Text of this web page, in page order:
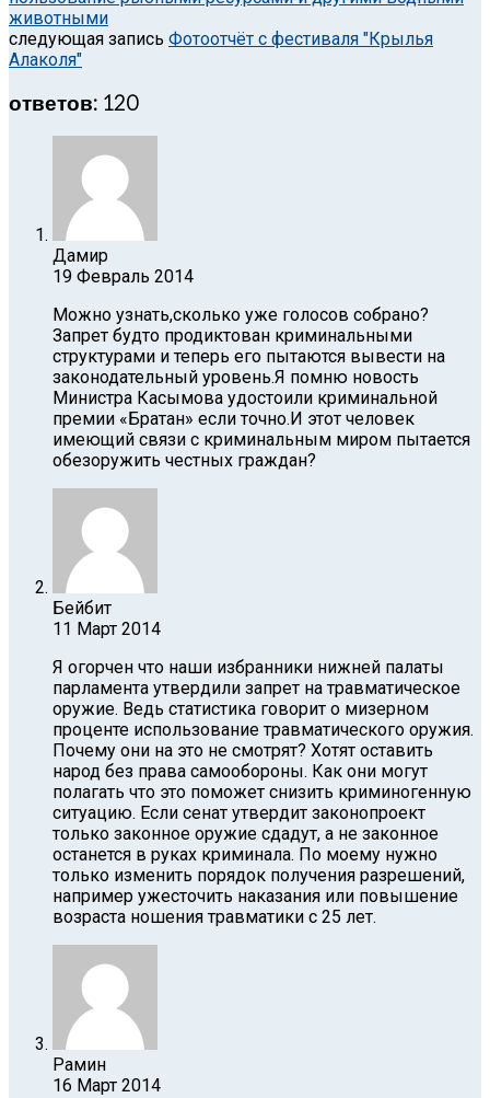
животными
следующая запись Фотоотчёт с фестиваля "Крылья
Алаколя"
ответов: 120
Дамир
19 Февраль 2014
Можно узнать,сколько уже голосов собрано?
Запрет будто продиктован криминальными
структурами и теперь его пытаются вывести на
законодательный уровень.Я помню новость
Министра Касымова удостоили криминальной
премии «Братан» если точно.И этот человек
имеющий связи с криминальным миром пытается
обезоружить честных граждан?
Бейбит
11 Март 2014
Я огорчен что наши избранники нижней палаты
парламента утвердили запрет на травматическое
оружие. Ведь статистика говорит о мизерном
проценте использование травматического оружия.
Почему они на это не смотрят? Хотят оставить
народ без права самообороны. Как они могут
полагать что это поможет снизить криминогенную
ситуацию. Если сенат утвердит законопроект
только законное оружие сдадут, а не законное
останется в руках криминала. По моему нужно
только изменить порядок получения разрешений,
например ужесточить наказания или повышение
возраста ношения травматики с 25 лет.
Рамин
16 Март 2014